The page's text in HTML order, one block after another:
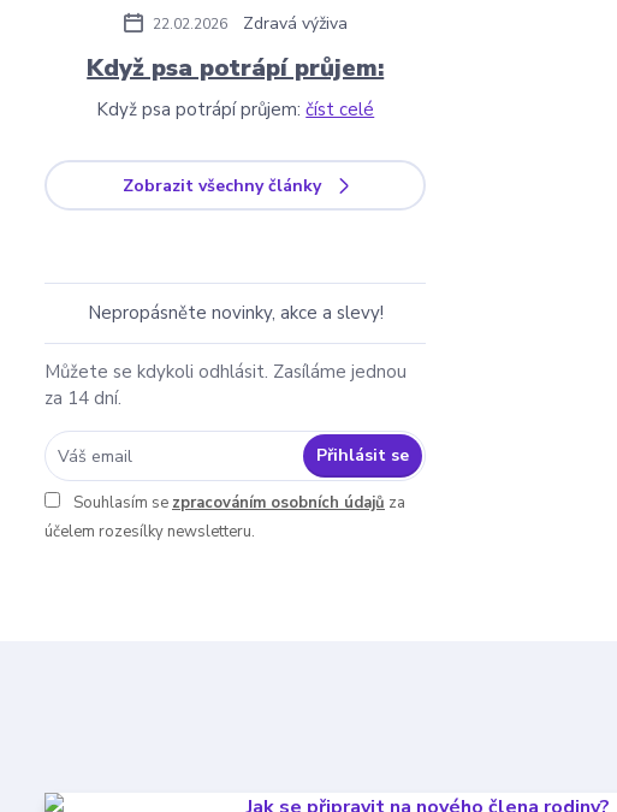
22.02.2026 Zdravá výživa
Když psa potrápí průjem:
Když psa potrápí průjem:číst celé
Zobrazit všechny články
Nepropásněte novinky, akce a slevy!
Můžete se kdykoli odhlásit. Zasíláme jednou
za 14 dní.
Přihlásit se
Souhlasím se zpracováním osobních údajů za
účelem rozesílky newsletteru.